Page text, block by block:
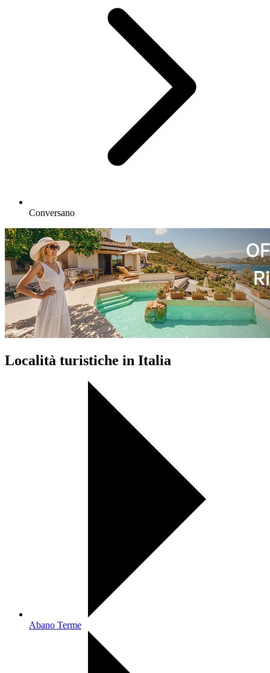
Conversano
Località turistiche in Italia
Abano Terme